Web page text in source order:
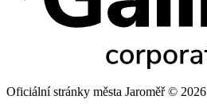
Oficiální stránky města Jaroměř © 2026